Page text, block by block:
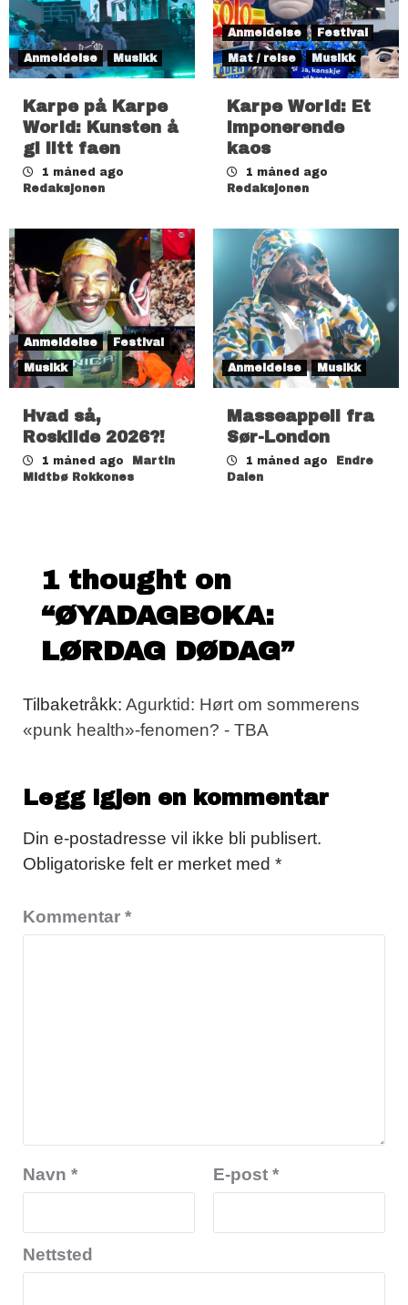
Anmeldelse Musikk
Karpe på Karpe
World: Kunsten å
gi litt faen
1 måned ago
Redaksjonen
Anmeldelse
Festival
Mat / reise
Musikk
Karpe World: Et
imponerende
kaos
1 måned ago
Redaksjonen
Anmeldelse
Festival
Musikk
Hvad så,
Roskilde 2026?!
1 måned ago
Martin
Midtbø Rokkones
Anmeldelse Musikk
Masseappell fra
Sør-London
1 måned ago
Endre
Dalen
1 thought on
“ØYADAGBOKA:
LØRDAG DØDAG”
Tilbaketråkk: Agurktid: Hørt om sommerens
«punk health»-fenomen? - TBA
Legg igjen en kommentar
Din e-postadresse vil ikke bli publisert.
Obligatoriske felt er merket med *
Kommentar *
Navn * E-post *
Nettsted